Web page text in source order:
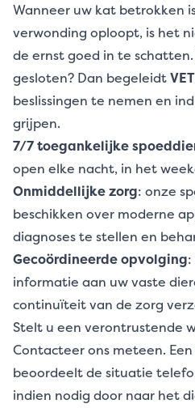
Wanneer uw kat betrokken
verwonding oploopt, is het
de ernst goed in te
gesloten? Dan begeleidt
beslissingen te nemen en
grijpen.
7/7 toegankelijke
open elke nacht, in het
Onmiddellijke zorg: onze
beschikken over moderne
diagnoses te stellen en
Gecoördineerde opvolging
informatie aan uw vaste
continuïteit van de zorg
Stelt u een verontrustende
Contacteer ons meteen.
beoordeelt de situatie
indien nodig door naar het